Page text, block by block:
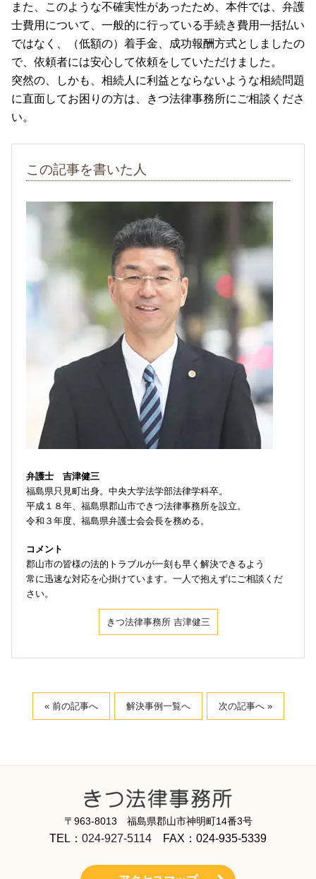
また、このような不確実性があったため、本件では、弁護
士費用について、一般的に行っている手続き費用一括払い
ではなく、（低額の）着手金、成功報酬方式としましたの
で、依頼者には安心して依頼をしていただけました。
突然の、しかも、相続人に利益とならないような相続問題
に直面してお困りの方は、きつ法律事務所にご相談くださ
い。
この記事を書いた人
弁護士 吉津健三
福島県只見町出身。中央大学法学部法律学科卒。
平成１８年、福島県郡山市できつ法律事務所を設立。
令和３年度、福島県弁護士会会長を務める。
コメント
郡山市の皆様の法的トラブルが一刻も早く解決できるよう
常に迅速な対応を心掛けています。一人で抱えずにご相談くだ
さい。
きつ法律事務所 吉津健三
« 前の記事へ 解決事例一覧へ 次の記事へ »
〒963-8013 福島県郡山市神明町14番3号
TEL： 024-927-5114 FAX：024-935-5339